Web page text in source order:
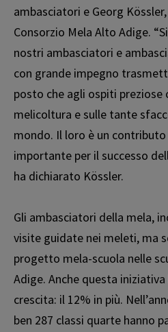
ambasciatori e Georg
Consorzio Mela Alto Adige.
nostri ambasciatori e
con grande impegno
posto che agli ospiti preziose
melicoltura e sulle tante
mondo. Il loro è un
importante per il successo
ha dichiarato Kössler.
Gli ambasciatori della mela,
visite guidate nei meleti, ma
progetto mela-scuola nelle
Adige. Anche questa
crescita: il 12% in più.
ben 287 classi quarte hanno